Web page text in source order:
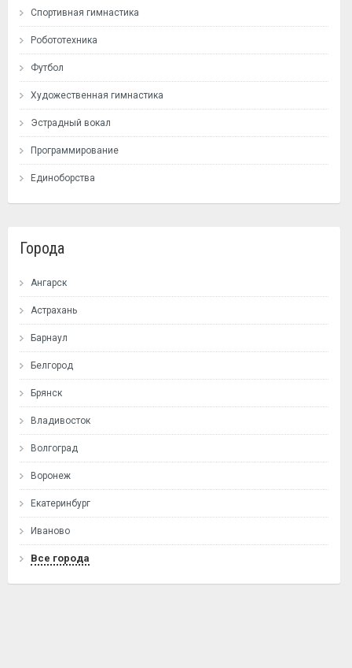
Спортивная гимнастика
Робототехника
Футбол
Художественная гимнастика
Эстрадный вокал
Программирование
Единоборства
Города
Ангарск
Астрахань
Барнаул
Белгород
Брянск
Владивосток
Волгоград
Воронеж
Екатеринбург
Иваново
Все города